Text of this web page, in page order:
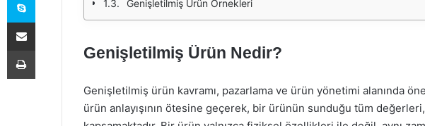
Genişletilmiş Ürün Örnekleri
Genişletilmiş Ürün Nedir?
Genişletilmiş ürün kavramı, pazarlama ve ürün yönetimi alanında
ürün anlayışının ötesine geçerek, bir ürünün sunduğu tüm
E-Posta ile paylaş